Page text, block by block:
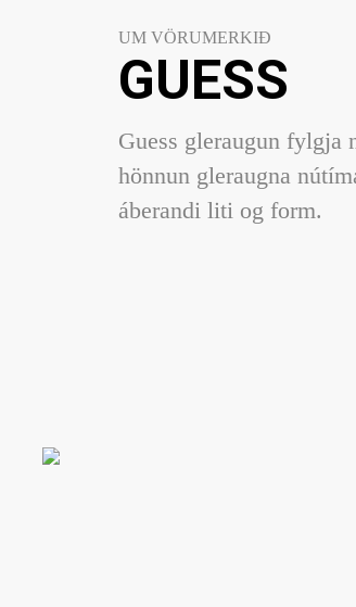
UM VÖRUMERKIÐ
GUESS
Guess gleraugun fylgja
hönnun gleraugna
áberandi liti og form.